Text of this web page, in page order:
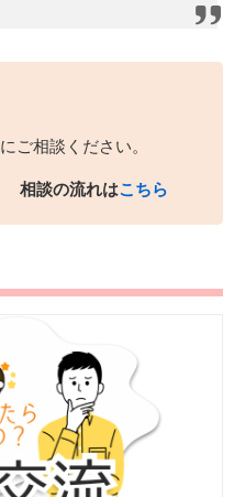
ご相談ください。
相談の流れはこちら